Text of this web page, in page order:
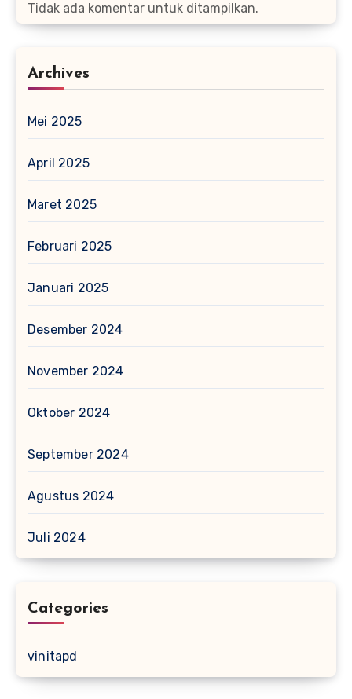
Tidak ada komentar untuk ditampilkan.
Archives
Mei 2025
April 2025
Maret 2025
Februari 2025
Januari 2025
Desember 2024
November 2024
Oktober 2024
September 2024
Agustus 2024
Juli 2024
Categories
vinitapd